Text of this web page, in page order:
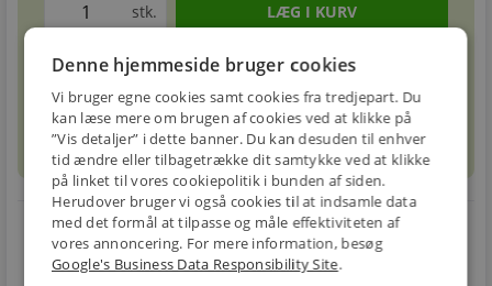
stk.
Forventet leveringstid: 1-3 hverdage
sellPrismatchinfo
E-MÆRKET
local_shipping
BILLIG
restart_alt
Denne hjemmeside bruger cookies
Vi bruger egne cookies samt cookies fra tredjepart. Du
kan læse mere om brugen af cookies ved at klikke på
”Vis detaljer” i dette banner. Du kan desuden til enhver
tid ændre eller tilbagetrække dit samtykke ved at klikke
på linket til vores cookiepolitik i bunden af siden.
Herudover bruger vi også cookies til at indsamle data
med det formål at tilpasse og måle effektiviteten af
vores annoncering. For mere information, besøg
Google's Business Data Responsibility Site.